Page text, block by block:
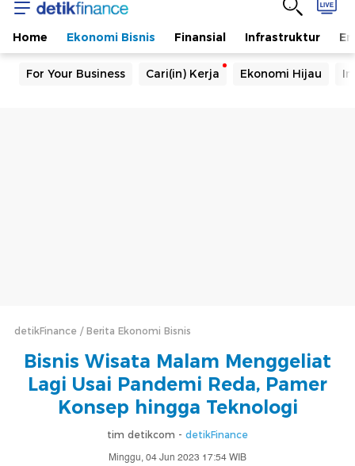
Home Ekonomi Bisnis Finansial Infrastruktur
For Your Business Cari(in) Kerja Ekonomi Hijau
detikFinance Berita Ekonomi Bisnis
Bisnis Wisata Malam Menggeliat
Lagi Usai Pandemi Reda, Pamer
Konsep hingga Teknologi
tim detikcom - detikFinance
Minggu, 04 Jun 2023 17:54 WIB